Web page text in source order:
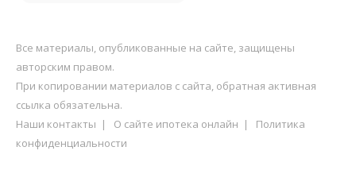
Все материалы, опубликованные на сайте, защищены
авторским правом.
При копировании материалов с сайта, обратная активная
ссылка обязательна.
Наши контакты | О сайте ипотека онлайн | Политика
конфиденциальности